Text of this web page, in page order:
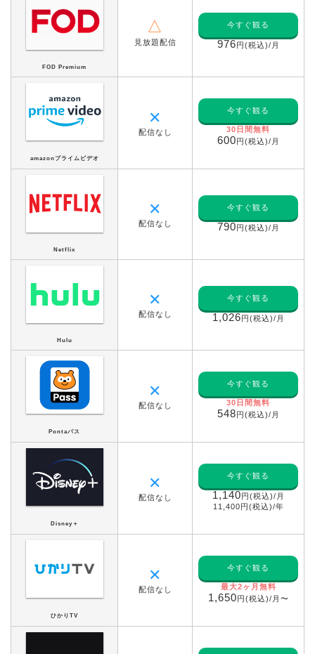
FOD Premium
△
見放題配信
今すぐ観る
976円(税込)/月
amazonプライムビデオ
✕
配信なし
今すぐ観る
30日間無料
600円(税込)/月
Netflix
✕
配信なし
今すぐ観る
790円(税込)/月
Hulu
✕
配信なし
今すぐ観る
1,026円(税込)/月
Pontaパス
✕
配信なし
今すぐ観る
30日間無料
548円(税込)/月
Disney＋
✕
配信なし
今すぐ観る
1,140円(税込)/月
11,400円(税込)/年
ひかりTV
✕
配信なし
今すぐ観る
最大2ヶ月無料
1,650円(税込)/月〜